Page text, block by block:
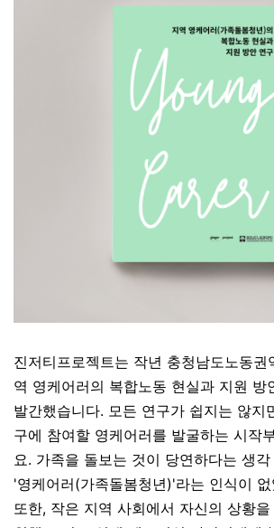
진저티프로젝트는 작년 충청남도노동권
역 영케어러의 복합노동 현실과 지원 방
발간했습니다. 모든 연구가 쉽지는 않지
구에 참여할 영케어러를 발굴하는 시작
요. 가족을 돌보는 것이 당연하다는 생
'영케어러(가족돌봄청년)'라는 인식이
또한, 작은 지역 사회에서 자신의 상황